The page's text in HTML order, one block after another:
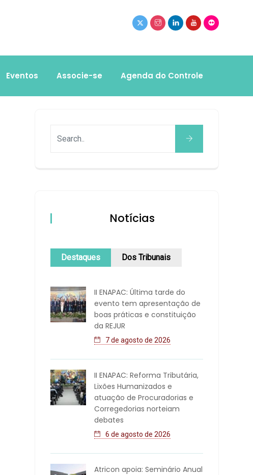
Eventos Associe-se Agenda do Controle
Notícias
Destaques Dos Tribunais
II ENAPAC: Última tarde do
evento tem apresentação de
boas práticas e constituição
da REJUR
7 de agosto de 2026
II ENAPAC: Reforma Tributária,
Lixões Humanizados e
atuação de Procuradorias e
Corregedorias norteiam
debates
6 de agosto de 2026
Atricon apoia: Seminário Anual